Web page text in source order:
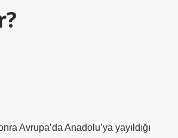
Avrupa’da Anadolu’ya yayıldığı